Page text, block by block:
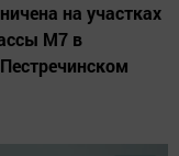
на участках
М7 в